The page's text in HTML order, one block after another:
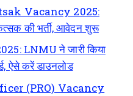
Vacancy 2025:
की भर्ती, आवेदन शुरू
LNMU ने जारी किया
ऐसे करें डाउनलोड
(PRO) Vacancy